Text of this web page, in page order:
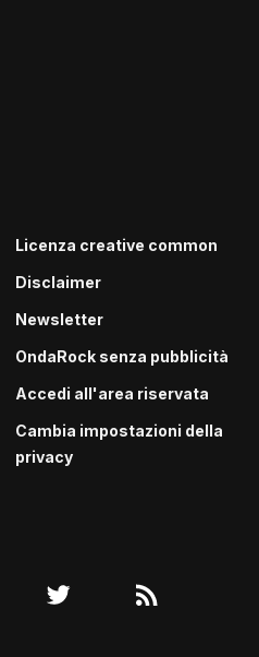
Licenza creative common
Disclaimer
Newsletter
OndaRock senza pubblicità
Accedi all'area riservata
Cambia impostazioni della
privacy